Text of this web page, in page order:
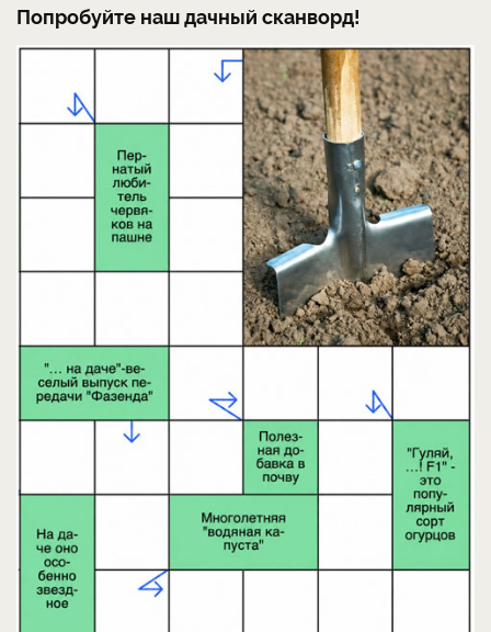
Попробуйте наш дачный сканворд!